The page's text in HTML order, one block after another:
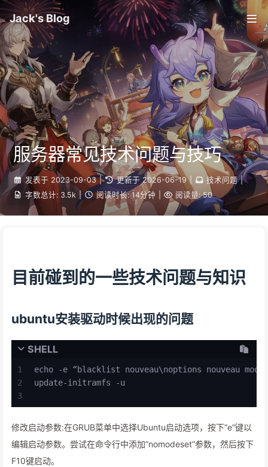
Jack's Blog
服务器常见技术问题与技巧
发表于 2023-09-03 | 更新于 2026-06-19 | 技术问题 |
字数总计: 3.5k | 阅读时长: 14分钟 阅读量: 50
目前碰到的一些技术问题与知识
ubuntu安装驱动时候出现的问题
SHELL
1
2
3
echo -e “blacklist nouveau\noptions nouveau
update-initramfs -u
修改启动参数:在GRUB菜单中选择Ubuntu启动选项，按下”e”键以
编辑启动参数。尝试在命令行中添加”nomodeset”参数，然后按下
F10键启动。